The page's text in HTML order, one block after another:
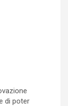
di poter